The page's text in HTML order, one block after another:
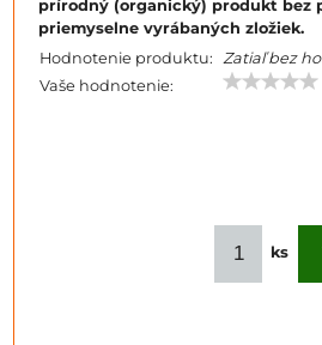
prírodný (organický) produkt bez
priemyselne vyrábaných zložiek.
Hodnotenie produktu: Zatiaľ bez
Vaše hodnotenie:
ks